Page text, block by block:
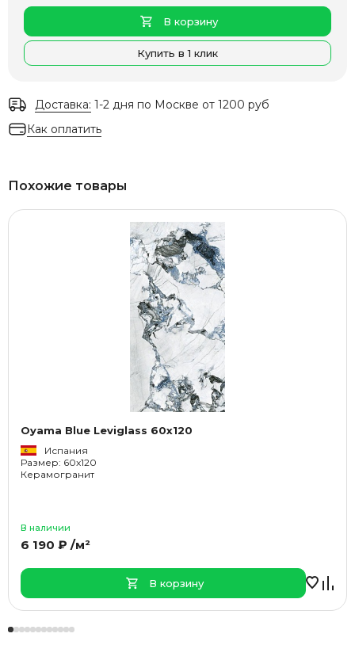
В корзину
Купить в 1 клик
Доставка: 1-2 дня по Москве от 1200 руб
Как оплатить
Похожие товары
Oyama Blue Leviglass 60x120
Испания
Размер: 60x120
Керамогранит
В наличии
6 190 ₽ /м²
В корзину